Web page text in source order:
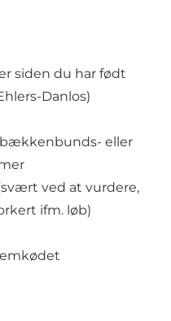
siden du har født
Danlos)
eller
ved at vurdere,
ifm. løb)